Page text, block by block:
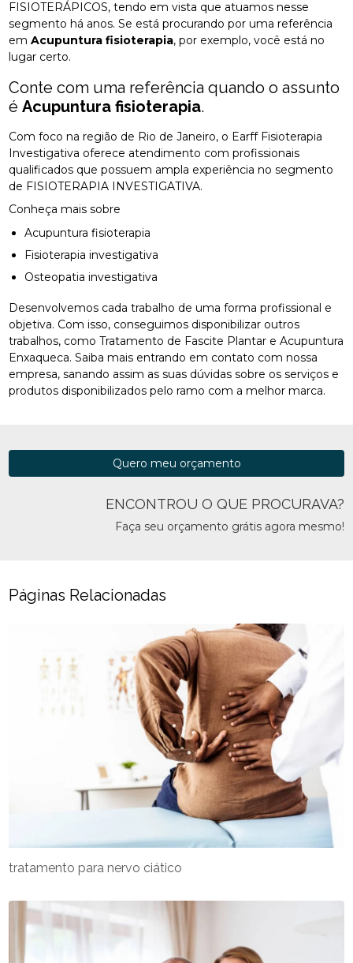
FISIOTERÁPICOS, tendo em vista que atuamos nesse
segmento há anos. Se está procurando por uma referência
emAcupuntura fisioterapia, por exemplo, você está no
lugar certo.
Conte com uma referência quando o assunto
éAcupuntura fisioterapia.
Com foco na região de Rio de Janeiro, o Earff Fisioterapia
Investigativa oferece atendimento com profissionais
qualificados que possuem ampla experiência no segmento
de FISIOTERAPIA INVESTIGATIVA.
Conheça mais sobre
Acupuntura fisioterapia
Fisioterapia investigativa
Osteopatia investigativa
Desenvolvemos cada trabalho de uma forma profissional e
objetiva. Com isso, conseguimos disponibilizar outros
trabalhos, como Tratamento de Fascite Plantar e Acupuntura
Enxaqueca. Saiba mais entrando em contato com nossa
empresa, sanando assim as suas dúvidas sobre os serviços e
produtos disponibilizados pelo ramo com a melhor marca.
ENCONTROU O QUE PROCURAVA?
Faça seu orçamento grátis agora mesmo!
Quero meu orçamento
Páginas Relacionadas
tratamento para nervo ciático